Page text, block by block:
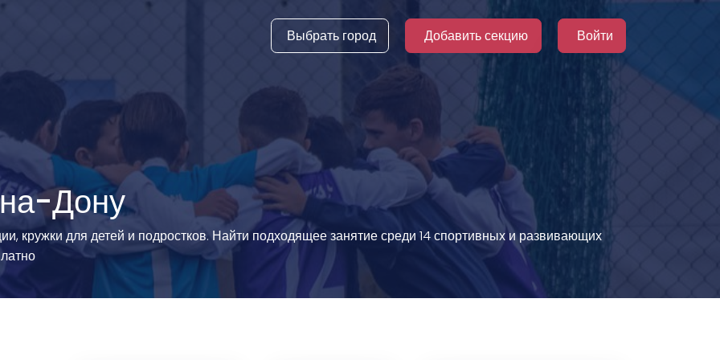
виды
спорт
спорта
Выбрать город Добавить секцию Войти
Дону
кружки для детей и подростков. Найти подходящее занятие среди 14 спортивных и развивающих